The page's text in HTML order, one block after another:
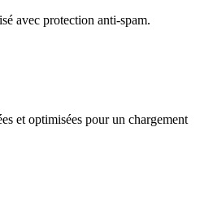
avec protection anti-spam.
et optimisées pour un chargement